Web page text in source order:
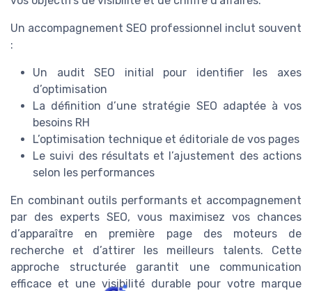
Un accompagnement SEO professionnel inclut souvent
:
Un audit SEO initial pour identifier les axes
d’optimisation
La définition d’une stratégie SEO adaptée à vos
besoins RH
L’optimisation technique et éditoriale de vos pages
Le suivi des résultats et l’ajustement des actions
selon les performances
En combinant outils performants et accompagnement
par des experts SEO, vous maximisez vos chances
d’apparaître en première page des moteurs de
recherche et d’attirer les meilleurs talents. Cette
approche structurée garantit une communication
efficace et une visibilité durable pour votre marque